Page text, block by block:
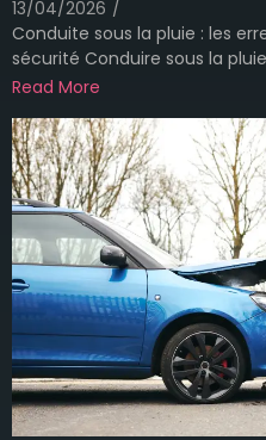
13/04/2026 /
Conduite sous la pluie : les
sécurité Conduire sous la
Read More